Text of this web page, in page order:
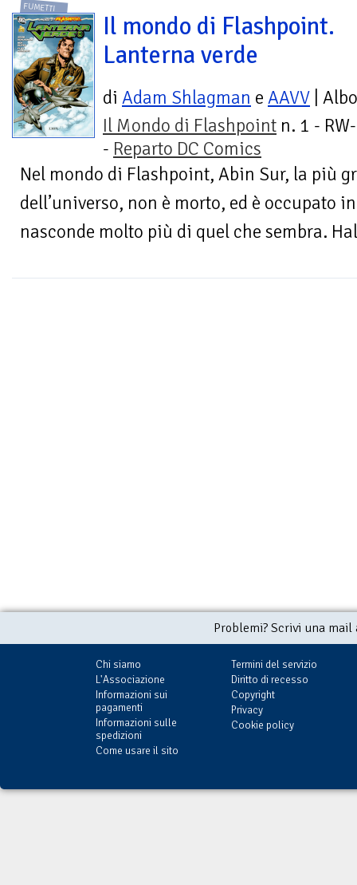
FUMETTI
Il mondo di Flashpoint.
Lanterna verde
di Adam Shlagman e AAVV | Albo
Il Mondo di Flashpoint n. 1 -
- Reparto DC Comics
Nel mondo di Flashpoint, Abin Sur, la più
dell’universo, non è morto, ed è occupato
nasconde molto più di quel che sembra.
Problemi? Scrivi una
Chi siamo
L'Associazione
Informazioni sui
pagamenti
Informazioni sulle
spedizioni
Come usare il sito
Termini del servizio
Diritto di recesso
Copyright
Privacy
Cookie policy